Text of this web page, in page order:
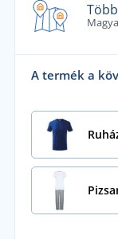
A termék a